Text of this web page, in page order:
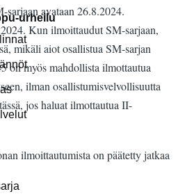
urheilu
sarjaan avataan 26.8.2024.
Kun ilmoittaudut SM-sarjaan,
mikäli aiot osallistua SM-sarjan
on myös mahdollista ilmottautua
ilman osallistumisvelvollisuutta
jos haluat ilmottautua II-
ilmoittautumista on päätetty jatkaa